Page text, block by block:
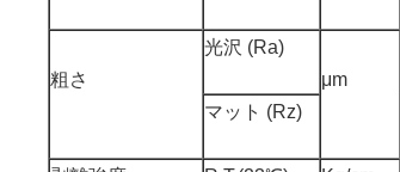
粗さ
光沢 (Ra)
μm
マット (Rz)